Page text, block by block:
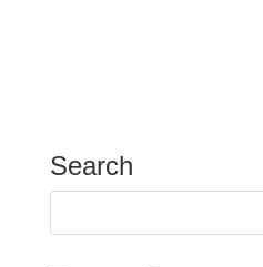
Search